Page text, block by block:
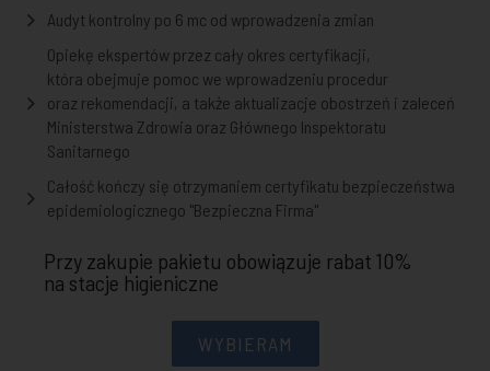
Audyt kontrolny po 6 mc od wprowadzenia zmian
Opiekę ekspertów przez cały okres certyfikacji,
która obejmuje pomoc we wprowadzeniu procedur
oraz rekomendacji, a także aktualizacje obostrzeń i zaleceń
Ministerstwa Zdrowia oraz Głównego Inspektoratu
Sanitarnego
Całość kończy się otrzymaniem certyfikatu bezpieczeństwa
epidemiologicznego "Bezpieczna Firma"
Przy zakupie pakietu obowiązuje rabat 10%
na stacje higieniczne
WYBIERAM